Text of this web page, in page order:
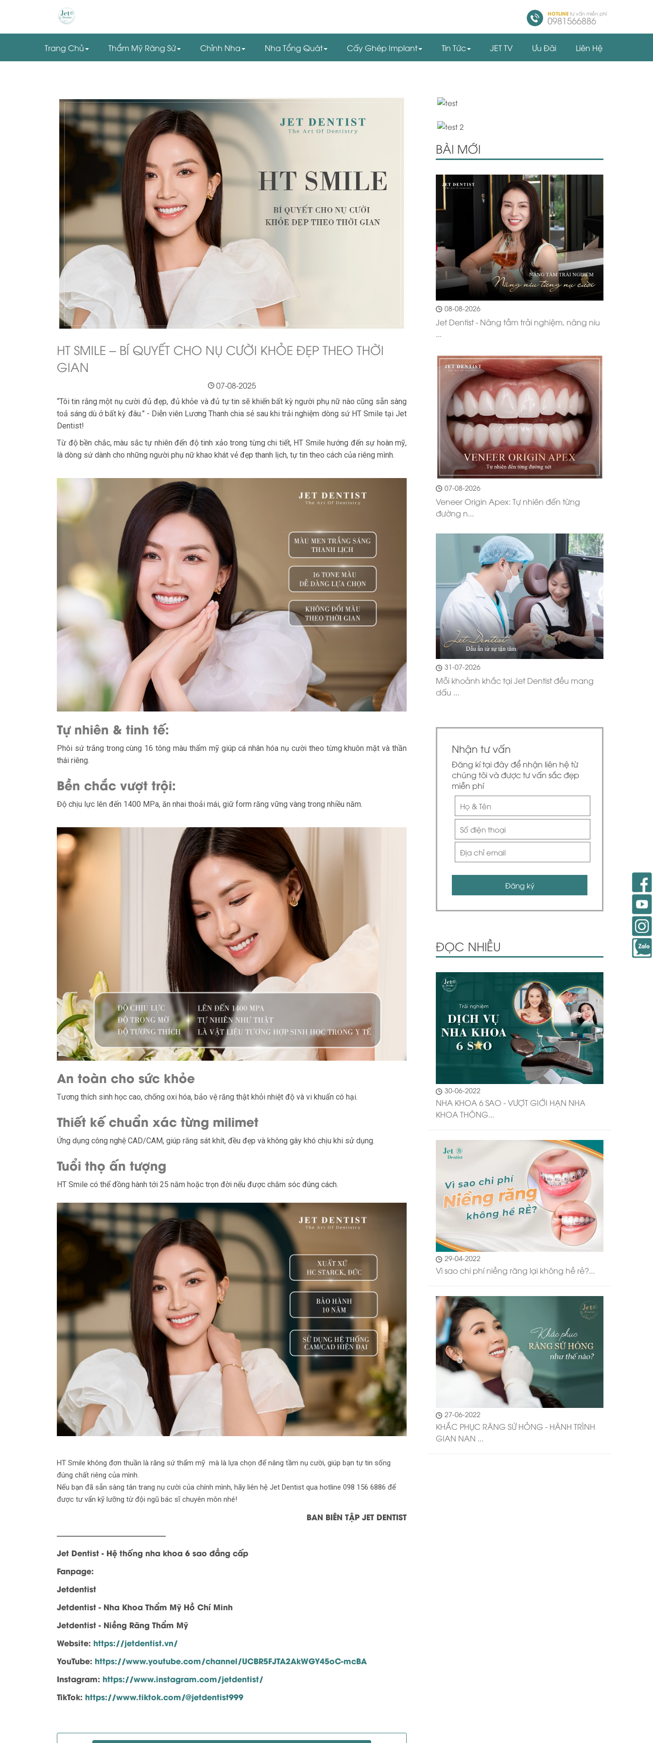
HOTLINE tư vấn miễn phí
0981566886
Trang Chủ Thẩm Mỹ Răng Sứ Chỉnh Nha Nha Tổng Quát Cấy Ghép Implant Tin Tức JET TV Ưu Đãi Liên Hệ
HT SMILE – BÍ QUYẾT CHO NỤ CƯỜI KHỎE ĐẸP THEO THỜI
GIAN
07-08-2025
“Tôi tin rằng một nụ cười đủ đẹp, đủ khỏe và đủ tự tin sẽ khiến bất kỳ người phụ nữ nào cũng sẵn sàng
toả sáng dù ở bất kỳ đâu.” - Diễn viên Lương Thanh chia sẻ sau khi trải nghiệm dòng sứ HT Smile tại Jet
Dentist!
Từ độ bền chắc, màu sắc tự nhiên đến độ tinh xảo trong từng chi tiết, HT Smile hướng đến sự hoàn mỹ,
là dòng sứ dành cho những người phụ nữ khao khát vẻ đẹp thanh lịch, tự tin theo cách của riêng mình.
Tự nhiên & tinh tế:
Phôi sứ trắng trong cùng 16 tông màu thẩm mỹ giúp cá nhân hóa nụ cười theo từng khuôn mặt và thần
thái riêng.
Bền chắc vượt trội:
Độ chịu lực lên đến 1400 MPa, ăn nhai thoải mái, giữ form răng vững vàng trong nhiều năm.
An toàn cho sức khỏe
Tương thích sinh học cao, chống oxi hóa, bảo vệ răng thật khỏi nhiệt độ và vi khuẩn có hại.
Thiết kế chuẩn xác từng milimet
Ứng dụng công nghệ CAD/CAM, giúp răng sát khít, đều đẹp và không gây khó chịu khi sử dụng.
Tuổi thọ ấn tượng
HT Smile có thể đồng hành tới 25 năm hoặc trọn đời nếu được chăm sóc đúng cách.
HT Smile không đơn thuần là răng sứ thẩm mỹ mà là lựa chọn để nâng tầm nụ cười, giúp bạn tự tin sống
đúng chất riêng của mình.
Nếu bạn đã sẵn sàng tân trang nụ cười của chính mình, hãy liên hệ Jet Dentist qua hotline 098 156 6886 để
được tư vấn kỹ lưỡng từ đội ngũ bác sĩ chuyên môn nhé!
BAN BIÊN TẬP JET DENTIST
——————————————
Jet Dentist - Hệ thống nha khoa 6 sao đẳng cấp
Fanpage:
Jetdentist
Jetdentist - Nha Khoa Thẩm Mỹ Hồ Chí Minh
Jetdentist - Niềng Răng Thẩm Mỹ
Website: https://jetdentist.vn/
YouTube: https://www.youtube.com/channel/UCBR5FJTA2AkWGY45oC-mcBA
Instagram: https://www.instagram.com/jetdentist/
TikTok: https://www.tiktok.com/@jetdentist999
BÀI MỚI
08-08-2026
Jet Dentist - Nâng tầm trải nghiệm, nâng niu
...
07-08-2026
Veneer Origin Apex: Tự nhiên đến từng
đường n...
31-07-2026
Mỗi khoảnh khắc tại Jet Dentist đều mang
dấu ...
Nhận tư vấn
Đăng kí tại đây để nhận liên hệ từ
chúng tôi và được tư vấn sắc đẹp
miễn phí
Đăng ký
ĐỌC NHIỀU
30-06-2022
NHA KHOA 6 SAO - VƯỢT GIỚI HẠN NHA
KHOA THÔNG...
29-04-2022
Vì sao chi phí niềng răng lại không hề rẻ?...
27-06-2022
KHẮC PHỤC RĂNG SỨ HỎNG - HÀNH TRÌNH
GIAN NAN ...